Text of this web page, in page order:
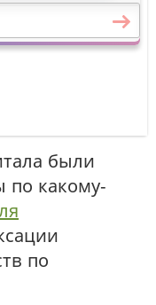
были
по какому-
по